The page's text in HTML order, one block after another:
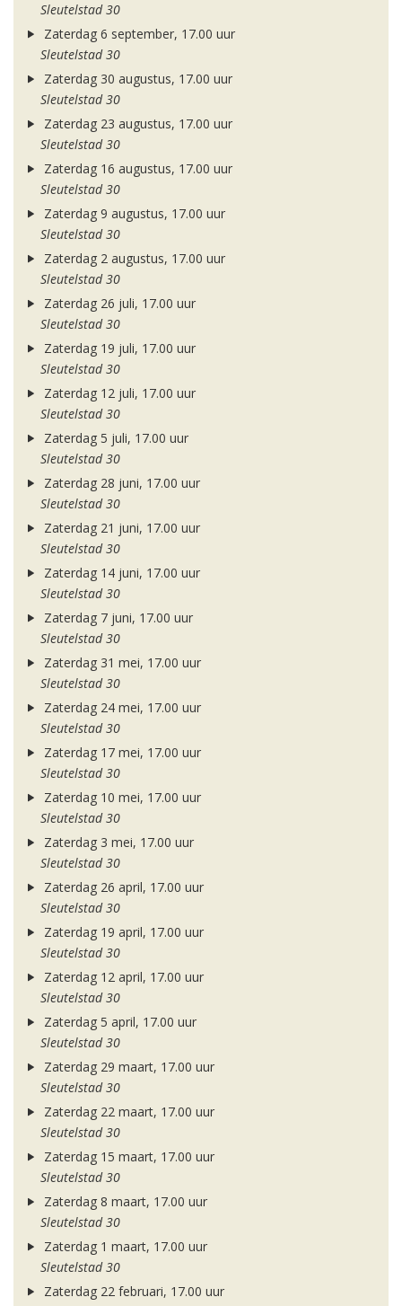
Sleutelstad 30
Zaterdag 6 september, 17.00 uur
Sleutelstad 30
Zaterdag 30 augustus, 17.00 uur
Sleutelstad 30
Zaterdag 23 augustus, 17.00 uur
Sleutelstad 30
Zaterdag 16 augustus, 17.00 uur
Sleutelstad 30
Zaterdag 9 augustus, 17.00 uur
Sleutelstad 30
Zaterdag 2 augustus, 17.00 uur
Sleutelstad 30
Zaterdag 26 juli, 17.00 uur
Sleutelstad 30
Zaterdag 19 juli, 17.00 uur
Sleutelstad 30
Zaterdag 12 juli, 17.00 uur
Sleutelstad 30
Zaterdag 5 juli, 17.00 uur
Sleutelstad 30
Zaterdag 28 juni, 17.00 uur
Sleutelstad 30
Zaterdag 21 juni, 17.00 uur
Sleutelstad 30
Zaterdag 14 juni, 17.00 uur
Sleutelstad 30
Zaterdag 7 juni, 17.00 uur
Sleutelstad 30
Zaterdag 31 mei, 17.00 uur
Sleutelstad 30
Zaterdag 24 mei, 17.00 uur
Sleutelstad 30
Zaterdag 17 mei, 17.00 uur
Sleutelstad 30
Zaterdag 10 mei, 17.00 uur
Sleutelstad 30
Zaterdag 3 mei, 17.00 uur
Sleutelstad 30
Zaterdag 26 april, 17.00 uur
Sleutelstad 30
Zaterdag 19 april, 17.00 uur
Sleutelstad 30
Zaterdag 12 april, 17.00 uur
Sleutelstad 30
Zaterdag 5 april, 17.00 uur
Sleutelstad 30
Zaterdag 29 maart, 17.00 uur
Sleutelstad 30
Zaterdag 22 maart, 17.00 uur
Sleutelstad 30
Zaterdag 15 maart, 17.00 uur
Sleutelstad 30
Zaterdag 8 maart, 17.00 uur
Sleutelstad 30
Zaterdag 1 maart, 17.00 uur
Sleutelstad 30
Zaterdag 22 februari, 17.00 uur